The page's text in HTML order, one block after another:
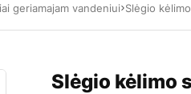
geriamajam vandeniui Slėgio
Slėgio kėlimo